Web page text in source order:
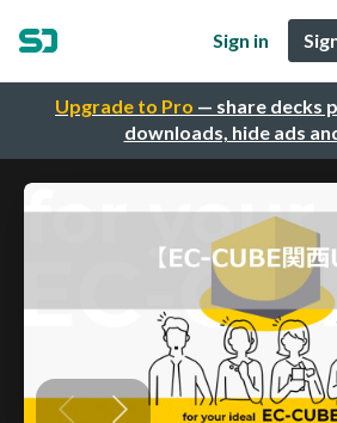
Upgrade to Pro — share decks
downloads, hide ads
Sign in